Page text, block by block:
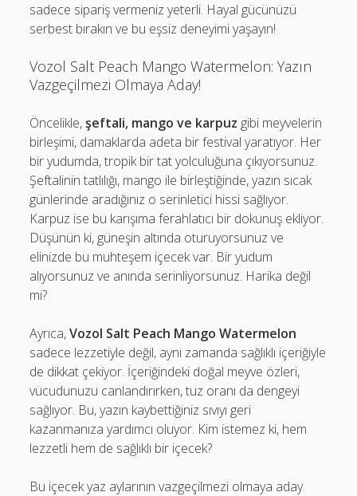
sadece sipariş vermeniz yeterli. Hayal gücünüzü
serbest bırakın ve bu eşsiz deneyimi yaşayın!
Vozol Salt Peach Mango Watermelon: Yazın
Vazgeçilmezi Olmaya Aday!
Öncelikle,şeftali, mango ve karpuz gibi meyvelerin
birleşimi, damaklarda adeta bir festival yaratıyor. Her
bir yudumda, tropik bir tat yolculuğuna çıkıyorsunuz.
Şeftalinin tatlılığı, mango ile birleştiğinde, yazın sıcak
günlerinde aradığınız o serinletici hissi sağlıyor.
Karpuz ise bu karışıma ferahlatıcı bir dokunuş ekliyor.
Düşünün ki, güneşin altında oturuyorsunuz ve
elinizde bu muhteşem içecek var. Bir yudum
alıyorsunuz ve anında serinliyorsunuz. Harika değil
mi?
Ayrıca,Vozol Salt Peach Mango Watermelon
sadece lezzetiyle değil, aynı zamanda sağlıklı içeriğiyle
de dikkat çekiyor. İçeriğindeki doğal meyve özleri,
vücudunuzu canlandırırken, tuz oranı da dengeyi
sağlıyor. Bu, yazın kaybettiğiniz sıvıyı geri
kazanmanıza yardımcı oluyor. Kim istemez ki, hem
lezzetli hem de sağlıklı bir içecek?
Bu içecek yaz aylarının vazgeçilmezi olmaya aday.